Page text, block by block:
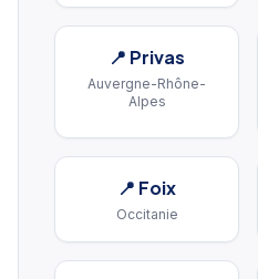
📍 Privas
Auvergne-Rhône-
Alpes
📍 Foix
Occitanie